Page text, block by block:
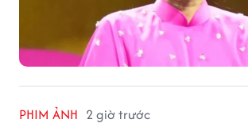
PHIM ẢNH 2 giờ trước